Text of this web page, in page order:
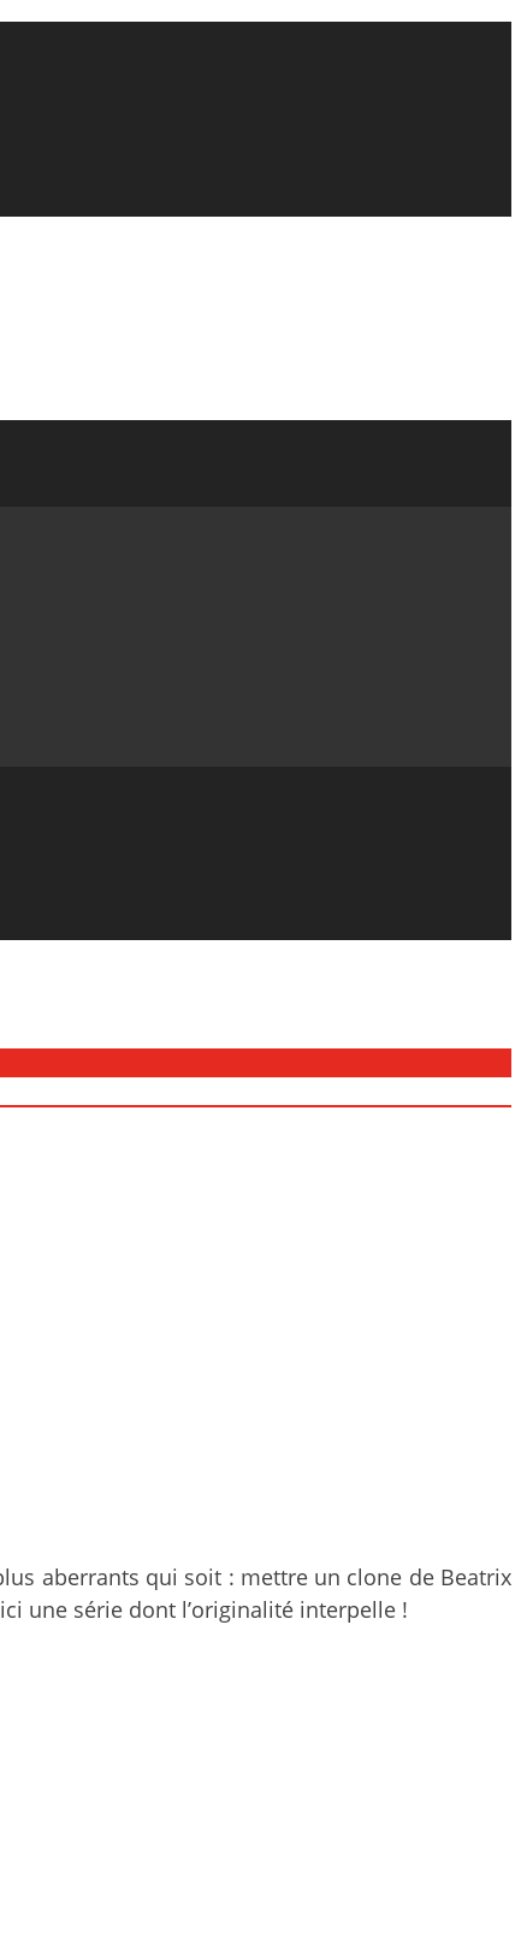
aberrants qui soit : mettre un clone de Beatrix
une série dont l’originalité interpelle !